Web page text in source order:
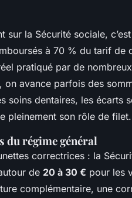
sur la Sécurité sociale,
à 70 % du tarif
pratiqué par de
on avance parfois des
soins dentaires, les écarts
pleinement son rôle de filet.
du régime général
correctrices : la
de 20 à 30 € pour les
complémentaire, une